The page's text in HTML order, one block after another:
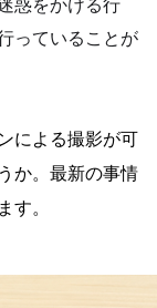
惑をかける行
っていることが
による撮影が可
。 最新の事情
。